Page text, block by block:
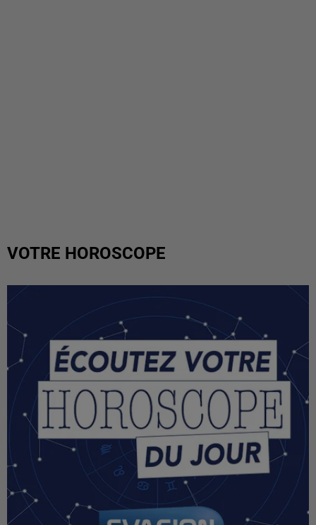
VOTRE HOROSCOPE